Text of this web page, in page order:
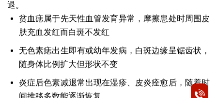
退。
贫血痣属于先天性血管发育异常，摩擦患处时周围皮
肤充血发红而白斑不发红
无色素痣出生即有或幼年发病，白斑边缘呈锯齿状，
随身体比例扩大但形状不变
炎症后色素减退常出现在湿疹、皮炎痊愈后，随着时